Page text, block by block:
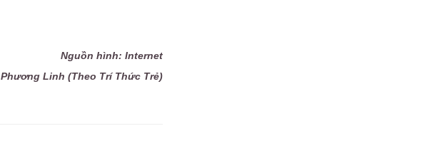
Nguồn hình: Internet
Phương Linh (Theo Trí Thức Trẻ)